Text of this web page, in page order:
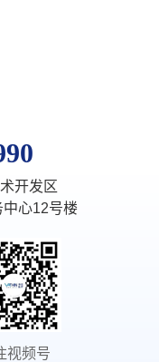
开发区
心12号楼
视频号